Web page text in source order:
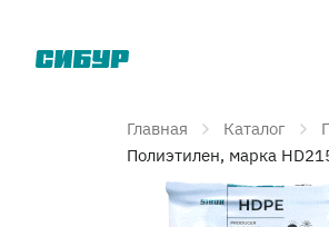
Главная Каталог
Полиэтилен, марка